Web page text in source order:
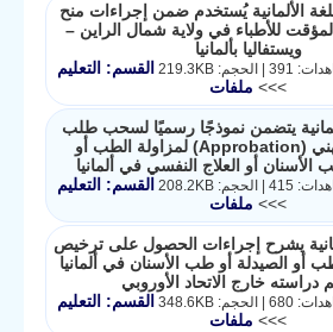
الألمانية يُستخدم ضمن إجراءات منح
للأطباء في ولاية شمال الراين –
ويستفاليا بألمانيا
القسم: التعليم
>>> ملفات
يتضمن نموذجًا رسميًا لسحب طلب
الترخيص المهني (Approbation) لمزاولة الطب أو
الأسنان أو العلاج النفسي في ألمانيا
القسم: التعليم
>>> ملفات
يشرح إجراءات الحصول على ترخيص
أو الصيدلة أو طب الأسنان في ألمانيا
دراسته خارج الاتحاد الأوروبي
القسم: التعليم
>>> ملفات